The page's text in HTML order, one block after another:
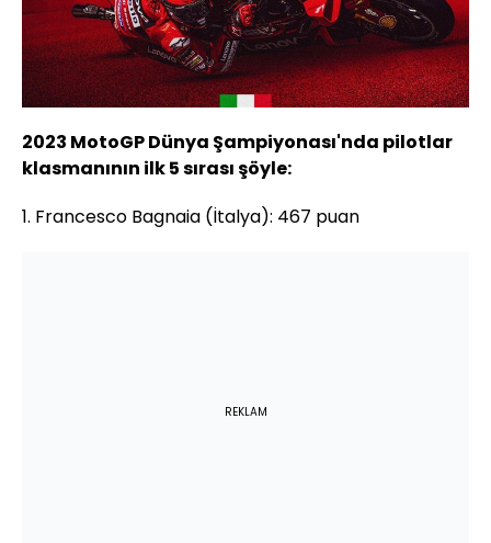
2023 MotoGP Dünya Şampiyonası'nda pilotlar
klasmanının ilk 5 sırası şöyle:
1. Francesco Bagnaia (İtalya): 467 puan
REKLAM